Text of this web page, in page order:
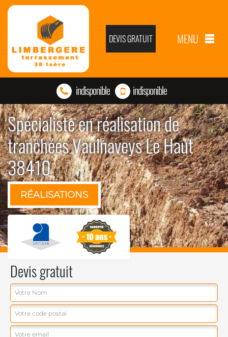
DEVIS GRATUIT MENU
indisponible indisponible
Spécialiste en réalisation de
tranchées Vaulnaveys Le Haut
38410
RÉALISATIONS
Devis gratuit